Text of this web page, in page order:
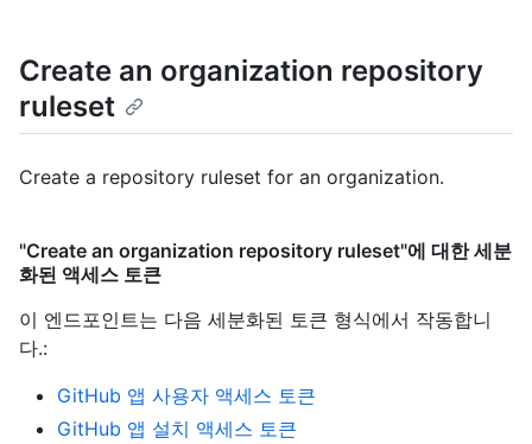
Create an organization repository
ruleset
Create a repository ruleset for an organization.
"Create an organization repository ruleset"에 대한 세분
화된 액세스 토큰
이 엔드포인트는 다음 세분화된 토큰 형식에서 작동합니
다.:
GitHub 앱 사용자 액세스 토큰
GitHub 앱 설치 액세스 토큰